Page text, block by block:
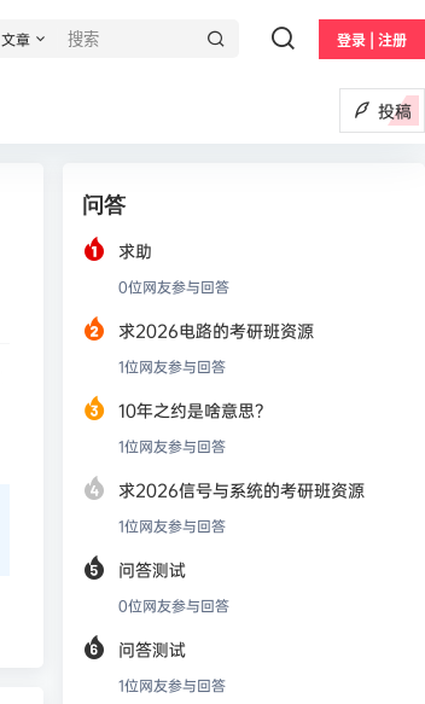
文章 登录 | 注册
投稿
问答
求助
0位网友参与回答
求2026电路的考研班资源
1位网友参与回答
10年之约是啥意思？
1位网友参与回答
求2026信号与系统的考研班资源
1位网友参与回答
问答测试
0位网友参与回答
问答测试
1位网友参与回答